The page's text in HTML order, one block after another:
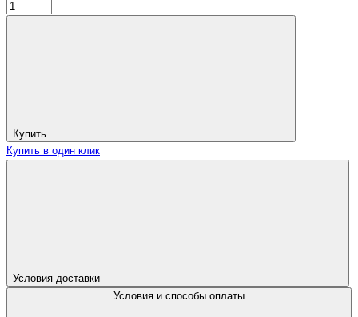
Купить
Купить в один клик
Условия доставки
Условия и способы оплаты